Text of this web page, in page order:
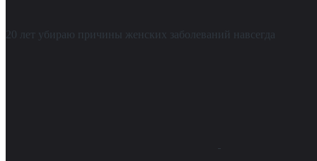
20 лет убираю причины женских заболеваний навсегда